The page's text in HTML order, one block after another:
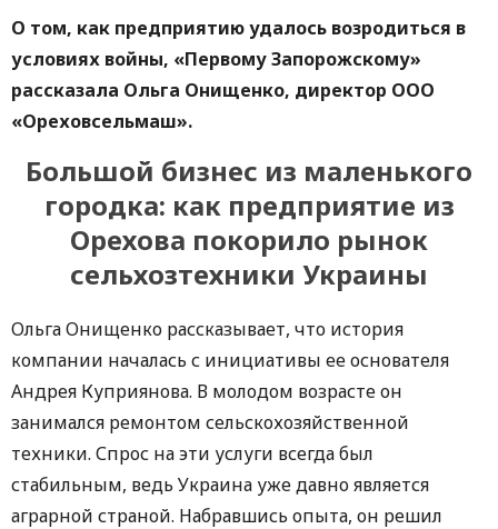
О том, как предприятию удалось возродиться в
условиях войны, «Первому Запорожскому»
рассказала Ольга Онищенко, директор ООО
«Ореховсельмаш».
Большой бизнес из маленького
городка: как предприятие из
Орехова покорило рынок
сельхозтехники Украины
Ольга Онищенко рассказывает, что история
компании началась с инициативы ее основателя
Андрея Куприянова. В молодом возрасте он
занимался ремонтом сельскохозяйственной
техники. Спрос на эти услуги всегда был
стабильным, ведь Украина уже давно является
аграрной страной. Набравшись опыта, он решил